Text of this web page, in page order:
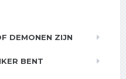
DEMONEN ZIJN
BENT